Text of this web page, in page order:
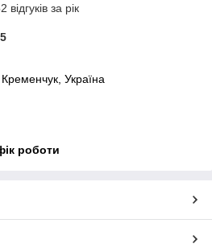
за рік
Україна
роботи